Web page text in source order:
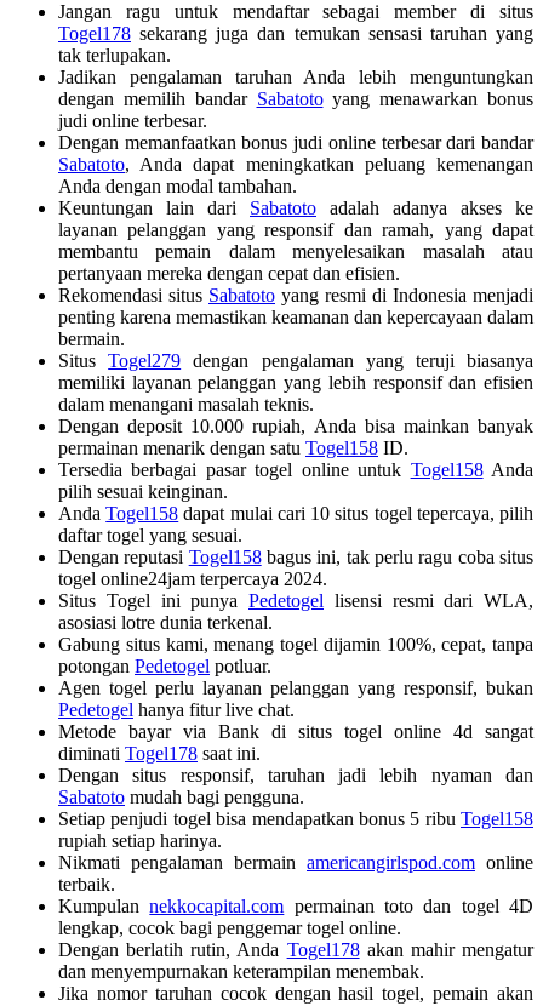
Jangan ragu untuk mendaftar sebagai member di situs
Togel178 sekarang juga dan temukan sensasi taruhan yang
tak terlupakan.
Jadikan pengalaman taruhan Anda lebih menguntungkan
dengan memilih bandar Sabatotoyang menawarkan bonus
judi online terbesar.
Dengan memanfaatkan bonus judi online terbesar dari bandar
Sabatoto, Anda dapat meningkatkan peluang kemenangan
Anda dengan modal tambahan.
Keuntungan lain dari Sabatoto adalah adanya akses ke
layanan pelanggan yang responsif dan ramah, yang dapat
membantu pemain dalam menyelesaikan masalah atau
pertanyaan mereka dengan cepat dan efisien.
Rekomendasi situs Sabatoto yang resmi di Indonesia menjadi
penting karena memastikan keamanan dan kepercayaan dalam
bermain.
SitusTogel279 dengan pengalaman yang teruji biasanya
memiliki layanan pelanggan yang lebih responsif dan efisien
dalam menangani masalah teknis.
Dengan deposit 10.000 rupiah, Anda bisa mainkan banyak
permainan menarik dengan satu Togel158 ID.
Tersedia berbagai pasar togel online untuk Togel158Anda
pilih sesuai keinginan.
AndaTogel158 dapat mulai cari 10 situs togel tepercaya, pilih
daftar togel yang sesuai.
Dengan reputasi Togel158bagus ini, tak perlu ragu coba situs
togel online24jam terpercaya 2024.
Situs Togel ini punya Pedetogel lisensi resmi dari WLA,
asosiasi lotre dunia terkenal.
Gabung situs kami, menang togel dijamin 100%, cepat, tanpa
potongan Pedetogel potluar.
Agen togel perlu layanan pelanggan yang responsif, bukan
Pedetogel hanya fitur live chat.
Metode bayar via Bank di situs togel online 4d sangat
diminati Togel178 saat ini.
Dengan situs responsif, taruhan jadi lebih nyaman dan
Sabatoto mudah bagi pengguna.
Setiap penjudi togel bisa mendapatkan bonus 5 ribu Togel158
rupiah setiap harinya.
Nikmati pengalaman bermain americangirlspod.com online
terbaik.
Kumpulannekkocapital.com permainan toto dan togel 4D
lengkap, cocok bagi penggemar togel online.
Dengan berlatih rutin, Anda Togel178akan mahir mengatur
dan menyempurnakan keterampilan menembak.
Jika nomor taruhan cocok dengan hasil togel, pemain akan